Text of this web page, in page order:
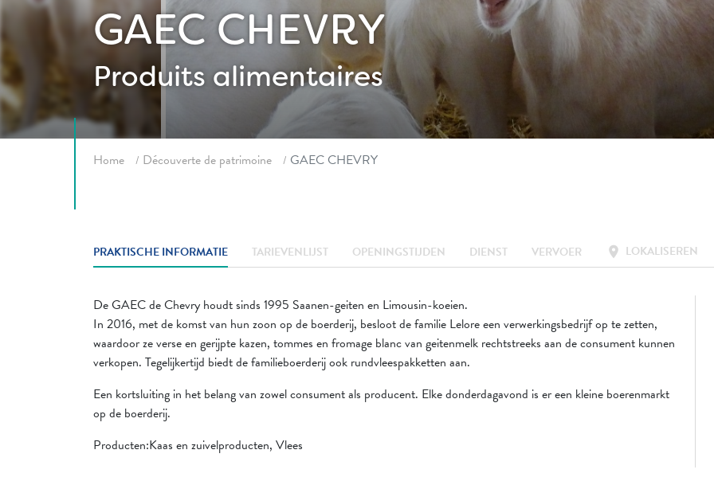
GAEC CHEVRY
Produits alimentaires
Home Découverte de patrimoine GAEC CHEVRY
PRAKTISCHE INFORMATIE TARIEVENLIJST OPENINGSTIJDEN DIENST VERVOER location_on LOKALISEREN
De GAEC de Chevry houdt sinds 1995 Saanen-geiten en Limousin-koeien.
In 2016, met de komst van hun zoon op de boerderij, besloot de familie Lelore een verwerkingsbedrijf op te zetten,
waardoor ze verse en gerijpte kazen, tommes en fromage blanc van geitenmelk rechtstreeks aan de consument kunnen
verkopen. Tegelijkertijd biedt de familieboerderij ook rundvleespakketten aan.
Een kortsluiting in het belang van zowel consument als producent. Elke donderdagavond is er een kleine boerenmarkt
op de boerderij.
Producten:Kaas en zuivelproducten, Vlees